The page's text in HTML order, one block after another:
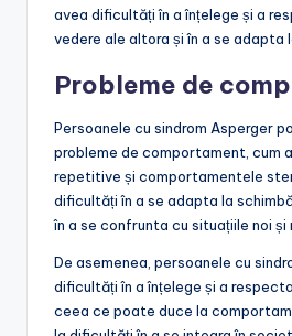
avea dificultăți în a înțelege și a
vedere ale altora și în a se adapta
Probleme de
Persoanele cu sindrom Asperger
probleme de comportament, cum
repetitive și comportamentele
dificultăți în a se adapta la
în a se confrunta cu situațiile noi
De asemenea, persoanele cu
dificultăți în a înțelege și a
ceea ce poate duce la